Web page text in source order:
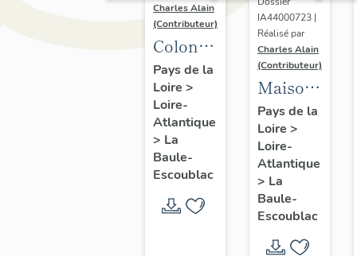
Charles Alain
(Contributeur)
Colonie
de
vacances :
Fondation
Baratte
Cholet,
2 allée
de
Pays de la
Loire >
Loire-
Atlantique
> La
Baule-
Escoublac
IA44000723 |
Réalisé par
Charles Alain
(Contributeur)
Maison
dite villa
balnéaire
Plaisance,
42
boulevard
de
l'Océan
Pays de la
Loire >
Loire-
Atlantique
> La
Baule-
Escoublac